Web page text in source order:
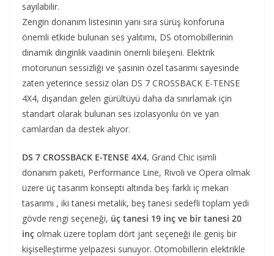
sayılabilir.
Zengin donanım listesinin yanı sıra sürüş konforuna
önemli etkide bulunan ses yalıtımı, DS otomobillerinin
dinamik dinginlik vaadinin önemli bileşeni. Elektrik
motorunun sessizliği ve şasinin özel tasarımı sayesinde
zaten yeterince sessiz olan DS 7 CROSSBACK E-TENSE
4X4, dışarıdan gelen gürültüyü daha da sınırlamak için
standart olarak bulunan ses izolasyonlu ön ve yan
camlardan da destek alıyor.
DS 7 CROSSBACK E-TENSE 4X4, Grand Chic isimli
donanım paketi, Performance Line, Rivoli ve Opera olmak
üzere üç tasarım konsepti altında beş farklı iç mekan
tasarımı , iki tanesi metalik, beş tanesi sedefli toplam yedi
gövde rengi seçeneği, üç tanesi 19 inç ve bir tanesi 20
inç olmak üzere toplam dört jant seçeneği ile geniş bir
kişiselleştirme yelpazesi sunuyor. Otomobillerin elektrikle